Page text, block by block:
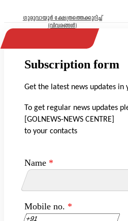
ഗുരുവായൂർ ക്ഷേത്രത്തെക്കുറിച്ച്
(വിവരങ്ങൾ)
Subscription form
Get the latest news updates in
To get regular news updates
[GOLNEWS-NEWS CENTRE]
to your contacts
Name *
Mobile no. *